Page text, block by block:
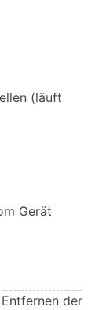
(läuft
Gerät
der